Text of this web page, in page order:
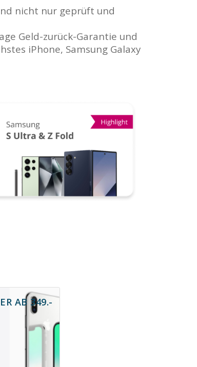
nicht nur geprüft und
Geld-zurück-Garantie und
iPhone, Samsung Galaxy
AB 349.-